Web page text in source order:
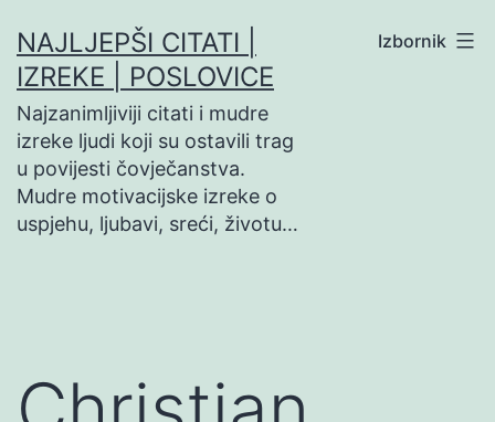
na
sadržaj
NAJLJEPŠI CITATI |
IZREKE | POSLOVICE
Najzanimljiviji citati i mudre
izreke ljudi koji su ostavili trag
u povijesti čovječanstva.
Mudre motivacijske izreke o
uspjehu, ljubavi, sreći, životu…
Izbornik